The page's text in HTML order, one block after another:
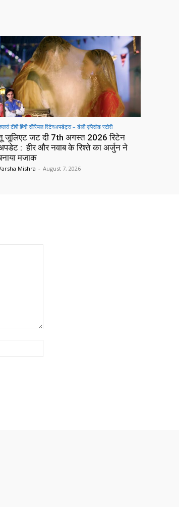
टीवी हिंदी सीरियल रिटेनअपडेट्स – डेली एपिसोड स्टोरी
जूलिएट जट दी 7th अगस्त 2026 रिटेन
: हीर और नवाब के रिश्ते का अर्जुन ने
मजाक
Mishra - August 7, 2026